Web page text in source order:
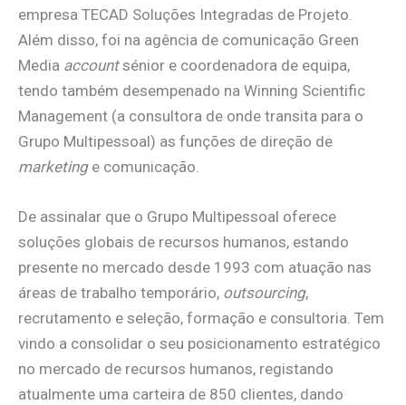
empresa TECAD Soluções Integradas de Projeto.
Além disso, foi na agência de comunicação Green
Media accountsénior e coordenadora de equipa,
tendo também desempenado na Winning Scientific
Management (a consultora de onde transita para o
Grupo Multipessoal) as funções de direção de
marketinge comunicação.
De assinalar que o Grupo Multipessoal oferece
soluções globais de recursos humanos, estando
presente no mercado desde 1993 com atuação nas
áreas de trabalho temporário, outsourcing,
recrutamento e seleção, formação e consultoria. Tem
vindo a consolidar o seu posicionamento estratégico
no mercado de recursos humanos, registando
atualmente uma carteira de 850 clientes, dando